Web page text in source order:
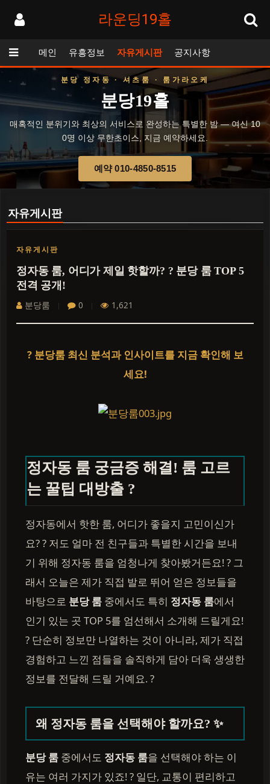
라운딩19홀
메인 유흥정보 자유게시판 공지사항
분당 정자동 · 셔츠룸 · 룸가라오케
분당19홀
매혹적인 분위기와 최상의 서비스로 완성하는 특별한 밤 — 여신 10
0명 이상 무한초이스, 지금 예약하세요.
예약 010-4850-8515
자유게시판
자유게시판
정자동 룸, 어디가 제일 핫할까? ? 분당 룸 TOP 5
전격 공개!
분당룸 0 1,621
? 분당룸 최신 분석과 인사이트를 지금 확인해 보
세요!
정자동 룸 궁금증 해결! 룸 고르
는 꿀팁 대방출 ?
정자동에서 핫한 룸, 어디가 좋을지 고민이신가
요? ? 저도 얼마 전 친구들과 특별한 시간을 보내
기 위해 정자동 룸을 엄청나게 찾아봤거든요! ? 그
래서 오늘은 제가 직접 발로 뛰어 얻은 정보들을
바탕으로 분당 룸 중에서도 특히 정자동 룸에서
인기 있는 곳 TOP 5를 엄선해서 소개해 드릴게요!
? 단순히 정보만 나열하는 것이 아니라, 제가 직접
경험하고 느낀 점들을 솔직하게 담아 더욱 생생한
정보를 전달해 드릴 거예요. ?
왜 정자동 룸을 선택해야 할까요? ✨
분당 룸 중에서도 정자동 룸을 선택해야 하는 이
유는 여러 가지가 있죠! ? 일단, 교통이 편리하고